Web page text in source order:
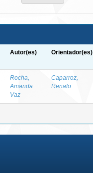
Autor(es) Orientador(es)
Rocha,
Amanda
Vaz
Caparroz,
Renato